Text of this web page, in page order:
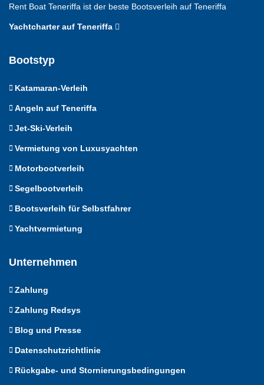
Rent Boat Teneriffa ist der beste Bootsverleih auf Teneriffa
Yachtcharter auf Teneriffa
Bootstyp
Katamaran-Verleih
Angeln auf Teneriffa
Jet-Ski-Verleih
Vermietung von Luxusyachten
Motorbootverleih
Segelbootverleih
Bootsverleih für Selbstfahrer
Yachtvermietung
Unternehmen
Zahlung
Zahlung Redsys
Blog und Presse
Datenschutzrichtlinie
Rückgabe- und Stornierungsbedingungen